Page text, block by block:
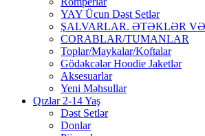
YAY Ücun Dəst Setlər
ŞALVARLAR. ƏTƏKLƏR VƏ
CORABLAR/TUMANLAR
Toplar/Maykalar/Koftalar
Gödəkcələr Hoodie Jaketlər
Aksesuarlar
Yeni Məhsullar
Qızlar 2-14 Yaş
Dəst Setlər
Donlar